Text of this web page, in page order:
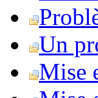
Un
Mise